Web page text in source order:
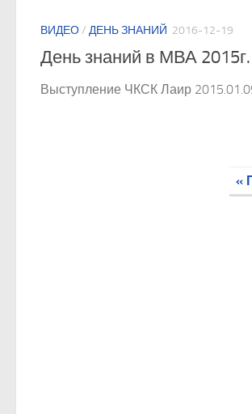
ВИДЕО/ ДЕНЬ ЗНАНИЙ 2016-12-19
День знаний в МВА 2015г.
Выступление ЧКСК Лаир
«